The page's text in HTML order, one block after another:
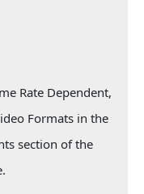
Rate Dependent,
Formats in the
section of the